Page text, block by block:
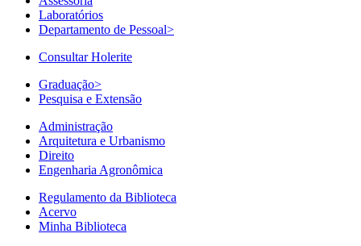
Laboratórios
Departamento de Pessoal>
Consultar Holerite
Graduação>
Pesquisa e Extensão
Administração
Arquitetura e Urbanismo
Direito
Engenharia Agronômica
Regulamento da Biblioteca
Acervo
Minha Biblioteca